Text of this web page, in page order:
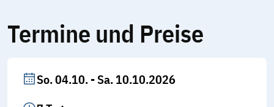
Termine und Preise
So. 04.10. - Sa. 10.10.2026